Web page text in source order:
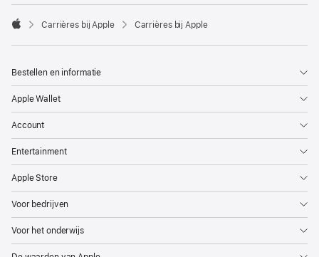

Carrières bij Apple Carrières bij Apple
Bestellen en informatie
Apple Wallet
Account
Entertainment
Apple Store
Voor bedrijven
Voor het onderwijs